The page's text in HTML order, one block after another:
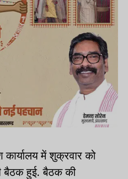
कार्यालय में शुक्रवार को
बैठक हुई. बैठक की